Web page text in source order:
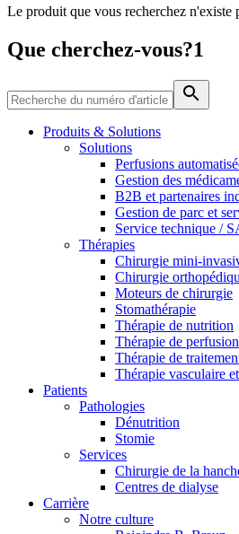
Catalogue de produits
Trouvez le produit que vous
de produits B. Braun avec notre
Média
Contactez-nous
Pôle d’innovation
Stimulons ensemble l’innovation
médicale. Apprenez-en plus sur
présentez votre idée.
Le produit que vous recherchez n'existe
Que cherchez-vous?1
Produits & Solutions
Solutions
Perfusions
Gestion des
B2B et partenaires
Gestion de parc et
Service technique /
Thérapies
Chirurgie mini-
Chirurgie
Moteurs de chirurgie
Stomathérapie
Thérapie de nutrition
Thérapie de perfusion
Thérapie de
Thérapie vasculaire
Patients
Pathologies
Dénutrition
Stomie
Services
Chirurgie de la
Centres de dialyse
Carrière
Notre culture